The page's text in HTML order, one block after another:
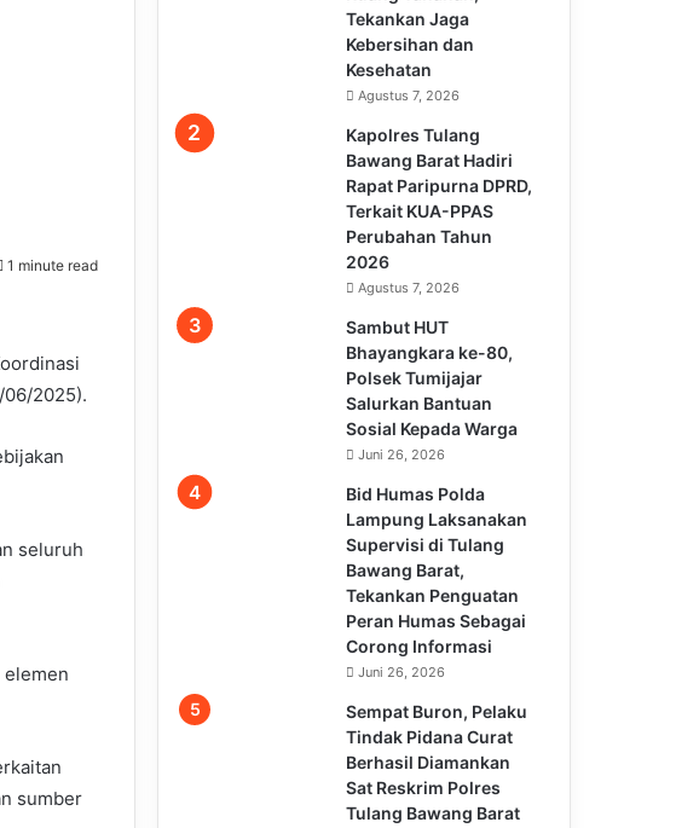
1 minute read
06/2025).
seluruh
sumber
Tekankan Jaga
Kebersihan dan
Kesehatan
Agustus 7, 2026
Kapolres Tulang
Bawang Barat Hadiri
Rapat Paripurna DPRD,
Terkait KUA-PPAS
Perubahan Tahun
2026
Agustus 7, 2026
Sambut HUT
Bhayangkara ke-80,
Polsek Tumijajar
Salurkan Bantuan
Sosial Kepada Warga
Juni 26, 2026
Bid Humas Polda
Lampung Laksanakan
Supervisi di Tulang
Bawang Barat,
Tekankan Penguatan
Peran Humas Sebagai
Corong Informasi
Juni 26, 2026
Sempat Buron, Pelaku
Tindak Pidana Curat
Berhasil Diamankan
Sat Reskrim Polres
Tulang Bawang Barat